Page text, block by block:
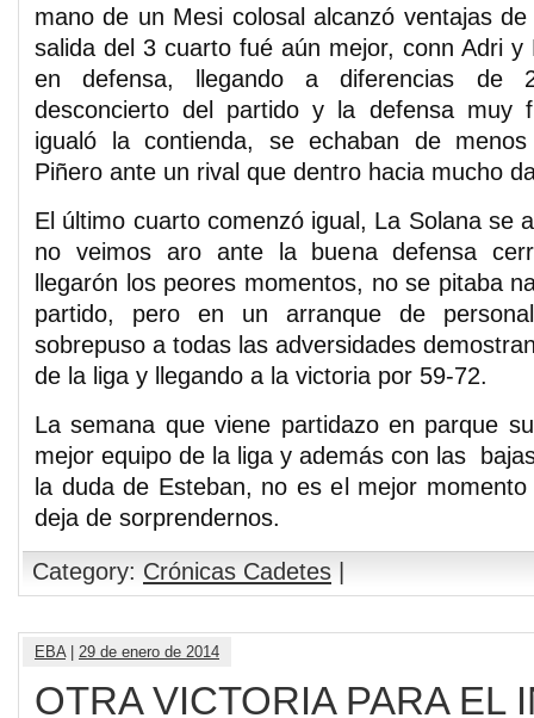
mano de un Mesi colosal alcanzó ventajas
salida del 3 cuarto fué aún mejor, conn Adri y
en defensa, llegando a diferencias de
desconcierto del partido y la defensa muy
igualó la contienda, se echaban de
Piñero ante un rival que dentro hacia mucho
El último cuarto comenzó igual, La Solana se
no veimos aro ante la buena defensa
llegarón los peores momentos, no se pitaba
partido, pero en un arranque de
sobrepuso a todas las adversidades
de la liga y llegando a la victoria por 59-72.
La semana que viene partidazo en parque
mejor equipo de la liga y además con las
la duda de Esteban, no es el mejor
deja de sorprendernos.
Category: Crónicas Cadetes
EBA| 29 de enero de 2014
OTRA VICTORIA PARA EL